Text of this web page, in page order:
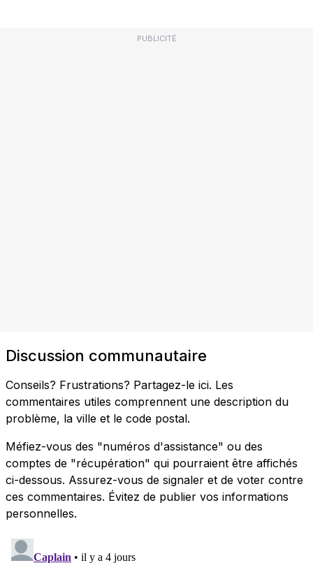
PUBLICITÉ
Discussion communautaire
Conseils? Frustrations? Partagez-le ici. Les
commentaires utiles comprennent une description du
problème, la ville et le code postal.
Méfiez-vous des "numéros d'assistance" ou des
comptes de "récupération" qui pourraient être affichés
ci-dessous. Assurez-vous de signaler et de voter contre
ces commentaires. Évitez de publier vos informations
personnelles.